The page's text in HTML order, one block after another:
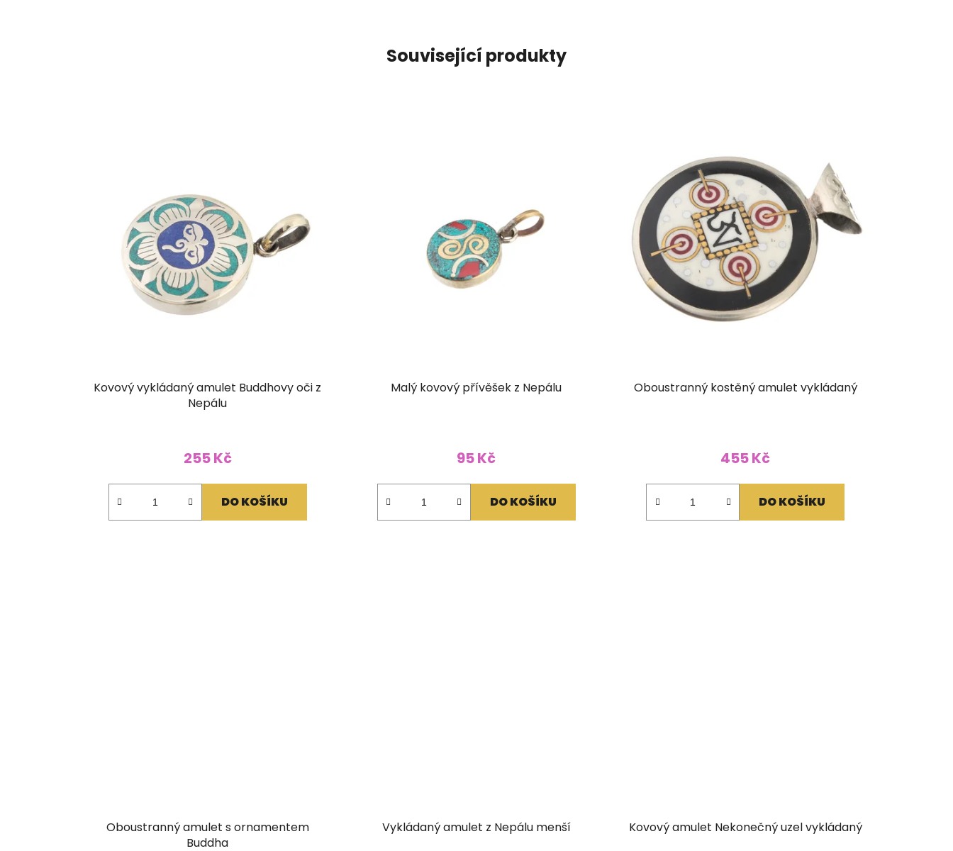
Související produkty
Kovový vykládaný amulet Buddhovy oči z
Nepálu
255 Kč
DO KOŠÍKU
Malý kovový přívěšek z Nepálu
95 Kč
DO KOŠÍKU
Oboustranný kostěný amulet vykládaný
455 Kč
DO KOŠÍKU
Oboustranný amulet s ornamentem
Buddha
Vykládaný amulet z Nepálu menší Kovový amulet Nekonečný uzel vykládaný